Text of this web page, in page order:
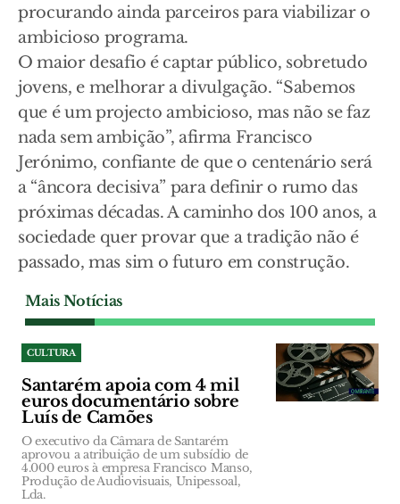
procurando ainda parceiros para viabilizar o
ambicioso programa.
O maior desafio é captar público, sobretudo
jovens, e melhorar a divulgação. “Sabemos
que é um projecto ambicioso, mas não se faz
nada sem ambição”, afirma Francisco
Jerónimo, confiante de que o centenário será
a “âncora decisiva” para definir o rumo das
próximas décadas. A caminho dos 100 anos, a
sociedade quer provar que a tradição não é
passado, mas sim o futuro em construção.
Mais Notícias
CULTURA
Santarém apoia com 4 mil
euros documentário sobre
Luís de Camões
O executivo da Câmara de Santarém
aprovou a atribuição de um subsídio de
4.000 euros à empresa Francisco Manso,
Produção de Audiovisuais, Unipessoal,
Lda.